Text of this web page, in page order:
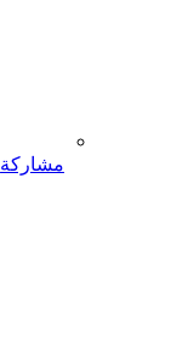
مشاركة